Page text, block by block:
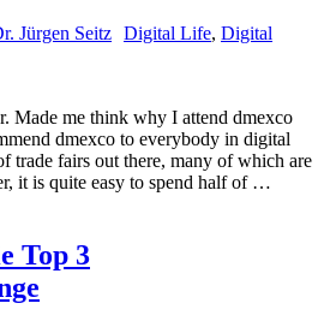
Jürgen Seitz Digital Life, Digital
Made me think why I attend dmexco
dmexco to everybody in digital
trade fairs out there, many of which are
it is quite easy to spend half of …
Top 3